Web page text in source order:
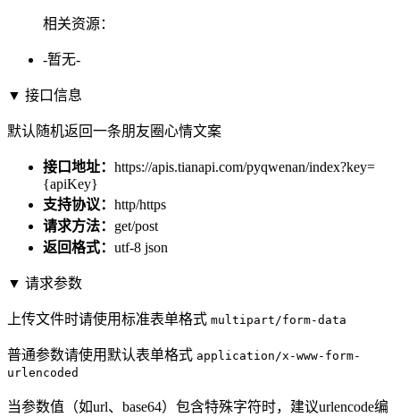
相关资源：
-暂无-
▼ 接口信息
默认随机返回一条朋友圈心情文案
接口地址： https://apis.tianapi.com/pyqwenan/index?key=
{apiKey}
支持协议： http/https
请求方法： get/post
返回格式： utf-8 json
▼ 请求参数
上传文件时请使用标准表单格式 multipart/form-data
普通参数请使用默认表单格式 application/x-www-form-
urlencoded
当参数值（如url、base64）包含特殊字符时，建议urlencode编